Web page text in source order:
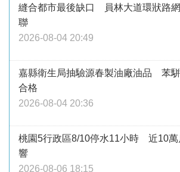
縫合都市最後缺口 員林大道環狀路
聯
2026-08-04 20:49
嘉縣衛生局抽驗源春製油廠油品 苯
合格
2026-08-04 20:36
桃園5行政區8/10停水11小時 近10萬
響
2026-08-06 18:15